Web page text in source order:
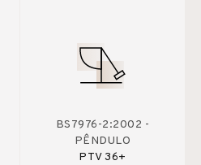
BS7976-2:2002 -
PÊNDULO
PTV 36+